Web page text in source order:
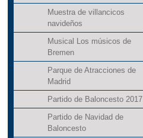
Muestra de villancicos
navideños
Musical Los músicos de
Bremen
Parque de Atracciones de
Madrid
Partido de Baloncesto 2017
Partido de Navidad de
Baloncesto